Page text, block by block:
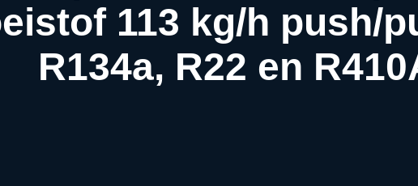
113 kg/h push/
R134a, R22 en